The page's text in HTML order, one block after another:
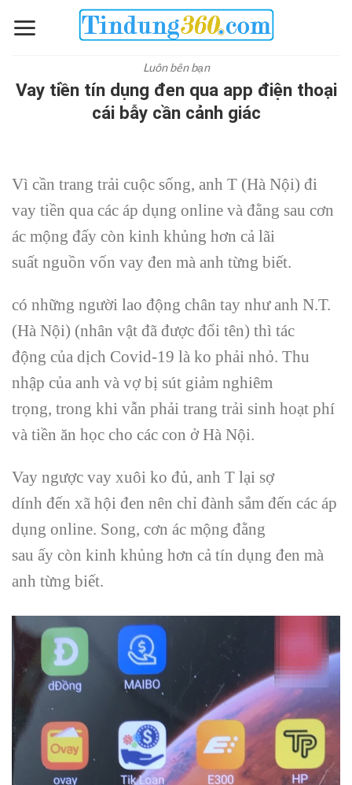
Luôn bên bạn
Vay tiền tín dụng đen qua app điện thoại
cái bẫy cần cảnh giác
Vì cần trang trải cuộc sống, anh T (Hà Nội) đi
vay tiền qua các áp dụng online và đằng sau cơn
ác mộng đấy còn kinh khủng hơn cả lãi
suất nguồn vốn vay đen mà anh từng biết.
có những người lao động chân tay như anh N.T.
(Hà Nội) (nhân vật đã được đổi tên) thì tác
động của dịch Covid-19 là ko phải nhỏ. Thu
nhập của anh và vợ bị sút giảm nghiêm
trọng, trong khi vẫn phải trang trải sinh hoạt phí
và tiền ăn học cho các con ở Hà Nội.
Vay ngược vay xuôi ko đủ, anh T lại sợ
dính đến xã hội đen nên chỉ đành sắm đến các áp
dụng online. Song, cơn ác mộng đằng
sau ấy còn kinh khủng hơn cả tín dụng đen mà
anh từng biết.